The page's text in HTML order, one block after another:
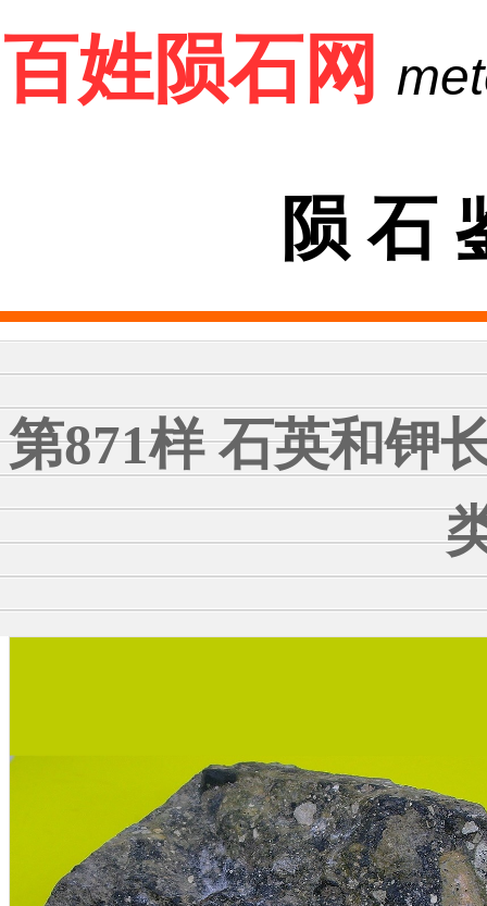
百姓陨石网
陨 石
第871样 石英和钾